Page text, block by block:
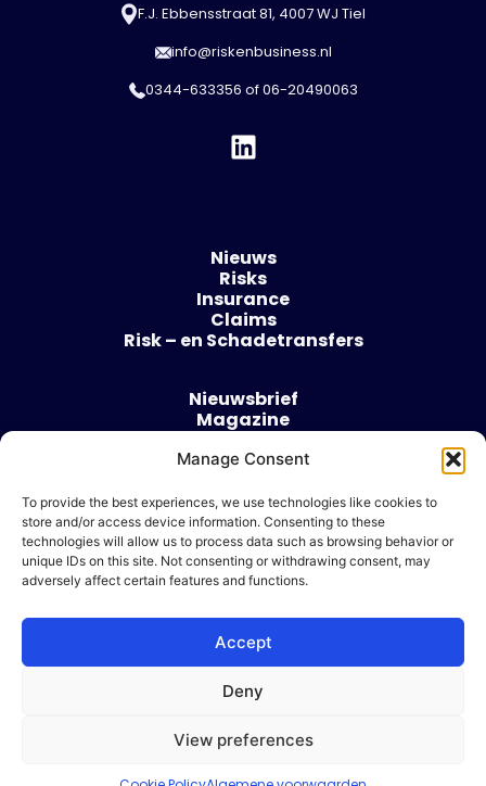
Manage Consent
To provide the best experiences, we use technologies like cookies to
store and/or access device information. Consenting to these
technologies will allow us to process data such as browsing behavior or
unique IDs on this site. Not consenting or withdrawing consent, may
adversely affect certain features and functions.
Accept
Deny
View preferences
F.J. Ebbensstraat 81, 4007 WJ Tiel
info@riskenbusiness.nl
0344-633356 of06-20490063
Nieuws
Risks
Insurance
Claims
Risk – en Schadetransfers
Nieuwsbrief
Magazine
Over
Algemene voorwaarden
Cookie beleid
Ik wil adverteren
© 2026 Risk & Business
| Design & Development door